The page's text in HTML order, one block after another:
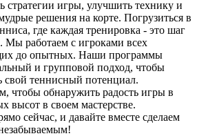
стратегии игры, улучшить технику и
решения на корте. Погрузиться в
где каждая тренировка - это шаг
работаем с игроками всех
до опытных. Наши программы
и групповой подход, чтобы
свой теннисный потенциал.
чтобы обнаружить радость игры в
высот в своем мастерстве.
сейчас, и давайте вместе сделаем